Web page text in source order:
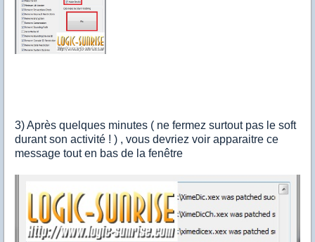
3) Après quelques minutes ( ne fermez surtout pas le soft
durant son activité ! ) , vous devriez voir apparaitre ce
message tout en bas de la fenêtre